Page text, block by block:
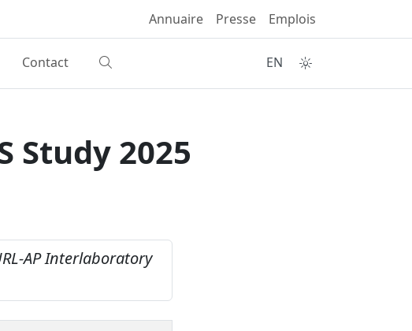
Annuaire Presse Emplois
Contact EN
Study 2025
AP Interlaboratory